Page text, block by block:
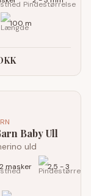
100 m
Baby Ull
uld
masker
2,5 - 3